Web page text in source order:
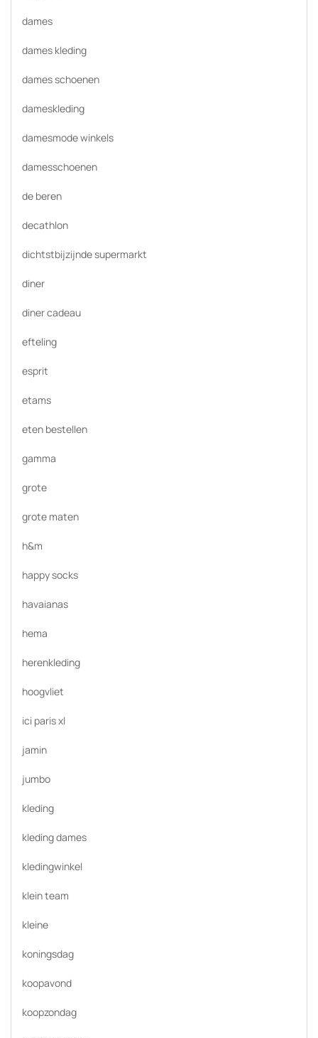
dames
dames kleding
dames schoenen
dameskleding
damesmode winkels
damesschoenen
de beren
decathlon
dichtstbijzijnde supermarkt
diner
diner cadeau
efteling
esprit
etams
eten bestellen
gamma
grote
grote maten
h&m
happy socks
havaianas
hema
herenkleding
hoogvliet
ici paris xl
jamin
jumbo
kleding
kleding dames
kledingwinkel
klein team
kleine
koningsdag
koopavond
koopzondag